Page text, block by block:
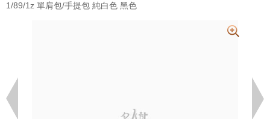
1/89/1z 單肩包/手提包 純白色 黑色